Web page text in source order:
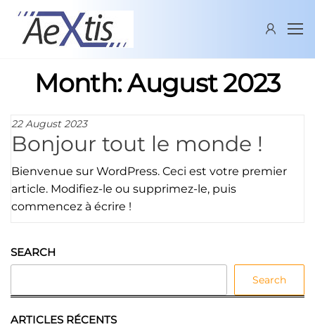
supplier
Month:August 2023
22 August 2023
Bonjour tout le monde !
Bienvenue sur WordPress. Ceci est votre premier
article. Modifiez-le ou supprimez-le, puis
commencez à écrire !
SEARCH
Search
ARTICLES RÉCENTS